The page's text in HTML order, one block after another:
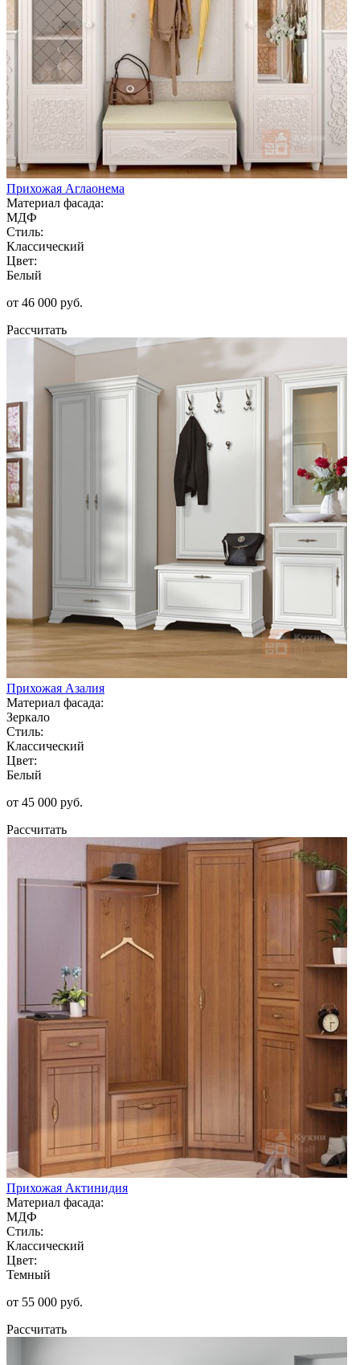
Прихожая Аглаонема
Материал фасада:
МДФ
Стиль:
Классический
Цвет:
Белый
от 46 000 руб.
Рассчитать
Прихожая Азалия
Материал фасада:
Зеркало
Стиль:
Классический
Цвет:
Белый
от 45 000 руб.
Рассчитать
Прихожая Актинидия
Материал фасада:
МДФ
Стиль:
Классический
Цвет:
Темный
от 55 000 руб.
Рассчитать